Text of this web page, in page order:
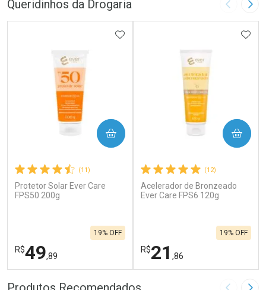
Queridinhos da Drogaria Imagem
(11)
Protetor Solar Ever Care
FPS50 200g
R$49,89
19% OFF
ADICIONAR AOS FAVORITOS
COMPRAR
FECHAR
FECHAR
(12)
Acelerador de Bronzeado
Ever Care FPS6 120g
R$21 ,86
19% OFF
COMPRAR